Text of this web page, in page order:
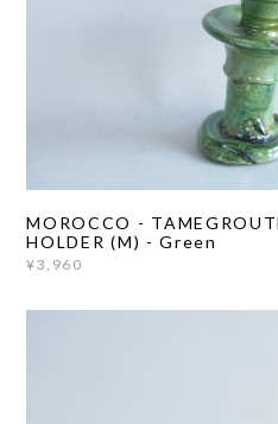
MOROCCO -
HOLDER (M) - Green
¥3,960